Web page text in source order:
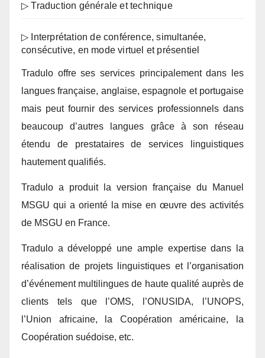
▷ Traduction générale et technique
▷ Interprétation de conférence, simultanée,
consécutive, en mode virtuel et présentiel
Tradulo offre ses services principalement dans les
langues française, anglaise, espagnole et portugaise
mais peut fournir des services professionnels dans
beaucoup d’autres langues grâce à son réseau
étendu de prestataires de services linguistiques
hautement qualifiés.
Tradulo a produit la version française du Manuel
MSGU qui a orienté la mise en œuvre des activités
de MSGU en France.
Tradulo a développé une ample expertise dans la
réalisation de projets linguistiques et l’organisation
d’événement multilingues de haute qualité auprès de
clients tels que l’OMS, l’ONUSIDA, l’UNOPS,
l’Union africaine, la Coopération américaine, la
Coopération suédoise, etc.